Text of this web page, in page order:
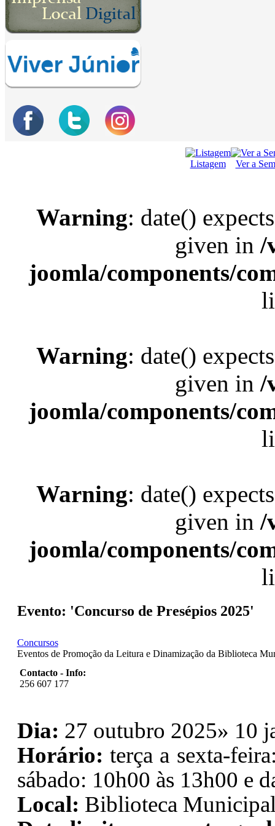
Listagem Ver a
Warning: date()
given in /
joomla/components/
Warning: date()
given in /
joomla/components/
Warning: date()
given in /
joomla/components/
Evento: 'Concurso de Presépios 2025'
Concursos
Eventos de Promoção da Leitura e Dinamização da Biblioteca
Contacto - Info:
256 607 177
Dia: 27 outubro 2025» 10
Horário: terça a sexta-
sábado: 10h00 às 13h00 e
Local: Biblioteca